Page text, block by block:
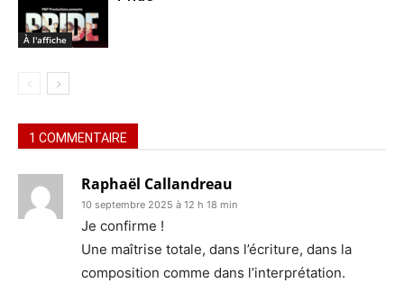
À l'affiche
1 COMMENTAIRE
Raphaël Callandreau
10 septembre 2025 à 12 h 18 min
Je confirme !
Une maîtrise totale, dans l’écriture, dans la
composition comme dans l’interprétation.